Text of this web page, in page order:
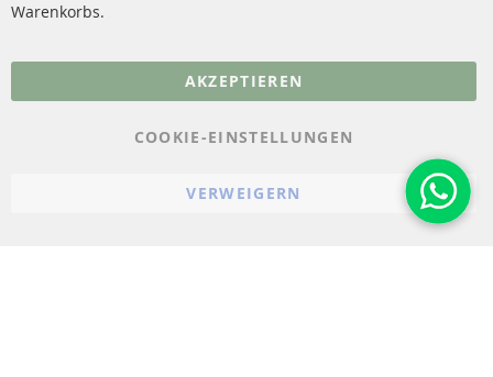
Warenkorbs.
AKZEPTIEREN
COOKIE-EINSTELLUNGEN
VERWEIGERN